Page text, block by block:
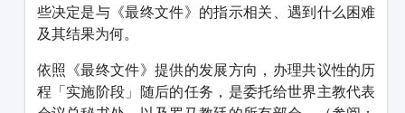
些决定是与《最终文件》的指示相关、遇到什么困难
及其结果为何。
依照《最终文件》提供的发展方向，办理共议性的历
程「实施阶段」随后的任务，是委托给世界主教代表